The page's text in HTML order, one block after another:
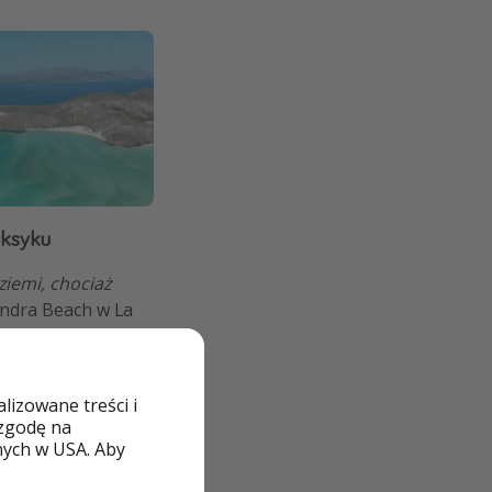
chociaż
Beach w La
wody i
treści i
na
w USA. Aby